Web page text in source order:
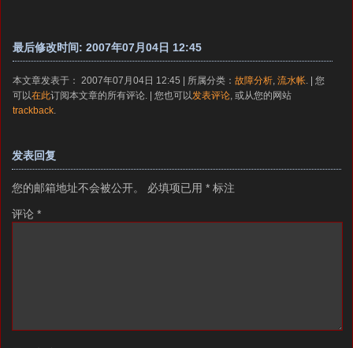
最后修改时间: 2007年07月04日 12:45
本文章发表于： 2007年07月04日 12:45 | 所属分类：故障分析 ,流水帐 . | 您
可以在此订阅本文章的所有评论. | 您也可以 发表评论 , 或从您的网站
trackback
发表回复
您的邮箱地址不会被公开。 必填项已用 * 标注
评论 *